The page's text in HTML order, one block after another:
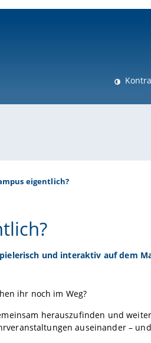
eigentlich?
und interaktiv auf dem
ihr noch im Weg?
herauszufinden und
auseinander –